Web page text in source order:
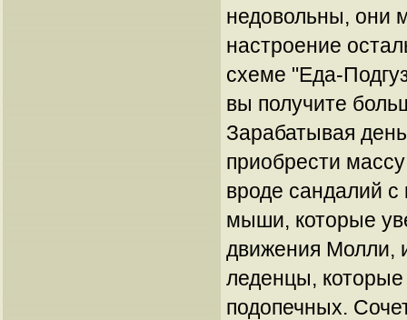
недовольны, они
настроение
схеме "Еда-
вы получите
Зарабатывая
приобрести
вроде сандалий
мыши, которые
движения Молли,
леденцы,
подопечных.